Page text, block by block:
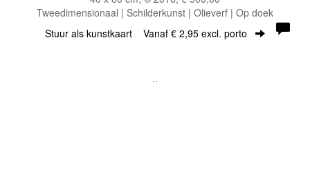
Tweedimensionaal | Schilderkunst | Olieverf | Op doek
Stuur als kunstkaart Vanaf € 2,95 excl. porto
..